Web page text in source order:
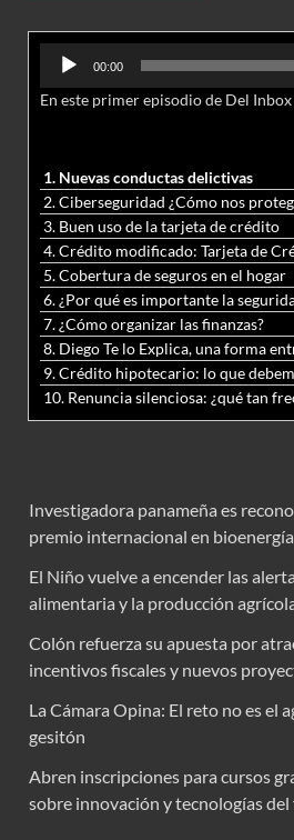
Reproductor
audio
00:00
1. Nuevas conductas delictivas
2. Ciberseguridad ¿Cómo nos
3. Buen uso de la tarjeta de crédito
4. Crédito modificado: Tarjeta de
5. Cobertura de seguros en el hogar
6. ¿Por qué es importante la
7. ¿Cómo organizar las finanzas?
10. Renuncia silenciosa: ¿qué tan
Investigadora panameña es
premio internacional en bioenergía
El Niño vuelve a encender las
alimentaria y la producción
Colón refuerza su apuesta por
incentivos fiscales y nuevos
La Cámara Opina: El reto no es el
gesitón
Abren inscripciones para cursos
sobre innovación y tecnologías